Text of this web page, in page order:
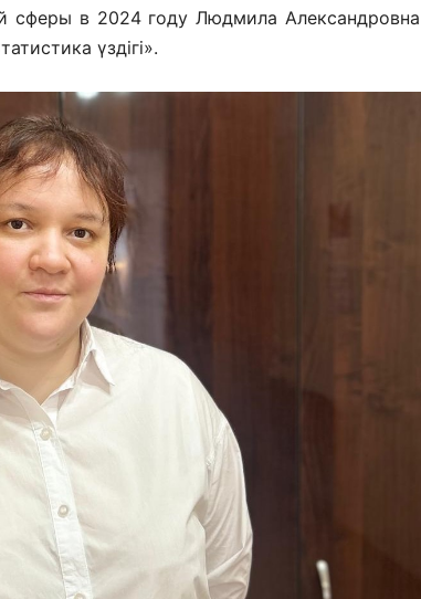
сферы в 2024 году Людмила Александровна
үздігі».